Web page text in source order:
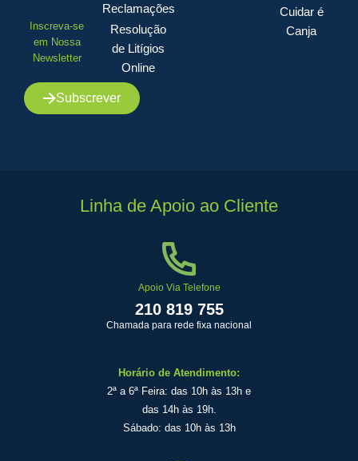
Inscreva-se
em Nossa
Newsletter
Subscrever
Reclamações
Resolução
de Litígios
Online
Cuidar é
Canja
Linha de Apoio ao Cliente
Apoio Via Telefone
210 819 755
Chamada para rede fixa nacional
Horário de Atendimento:
2ª a 6ª Feira: das 10h às 13h e
das 14h às 19h.
Sábado: das 10h às 13h